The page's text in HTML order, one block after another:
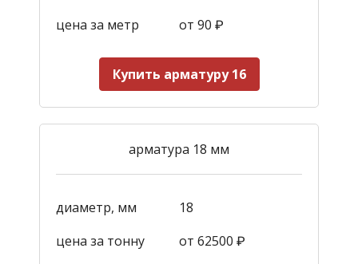
цена за метр от 90 ₽
Купить арматуру 16
арматура 18 мм
диаметр, мм
18
цена за тонну
от 62500 ₽